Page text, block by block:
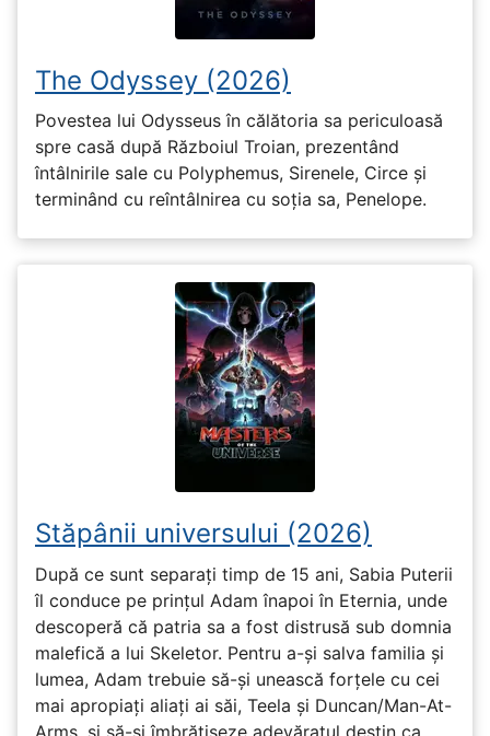
The Odyssey (2026)
Povestea lui Odysseus în călătoria sa periculoasă
spre casă după Războiul Troian, prezentând
întâlnirile sale cu Polyphemus, Sirenele, Circe și
terminând cu reîntâlnirea cu soția sa, Penelope.
Stăpânii universului (2026)
După ce sunt separați timp de 15 ani, Sabia Puterii
îl conduce pe prințul Adam înapoi în Eternia, unde
descoperă că patria sa a fost distrusă sub domnia
malefică a lui Skeletor. Pentru a-și salva familia și
lumea, Adam trebuie să-și unească forțele cu cei
mai apropiați aliați ai săi, Teela și Duncan/Man-At-
Arms, și să-și îmbrățișeze adevăratul destin ca